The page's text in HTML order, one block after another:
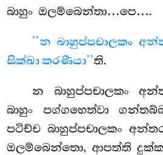
බාහුං ඔලම්බෙන්තා…පෙ….
‘‘න බාහුප්පචාලකං
සික්ඛා කරණීයා’’ති.
න බාහුප්පචාලකං
බාහුං පග්ගහෙත්වා
පටිච්ච බාහුප්පචාලකං
ඔලම්බෙන්තො, ආපත්ති